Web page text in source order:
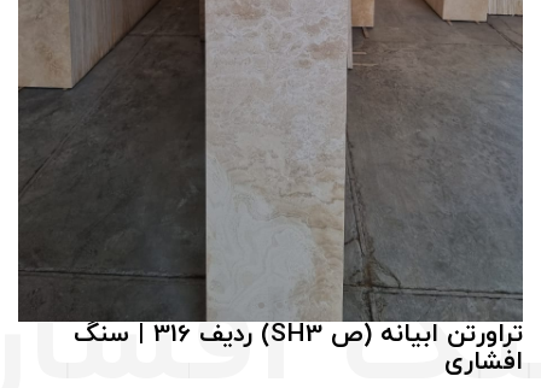
تراورتن ابیانه (ص SH3) ردیف 316 | سنگ
افشاری